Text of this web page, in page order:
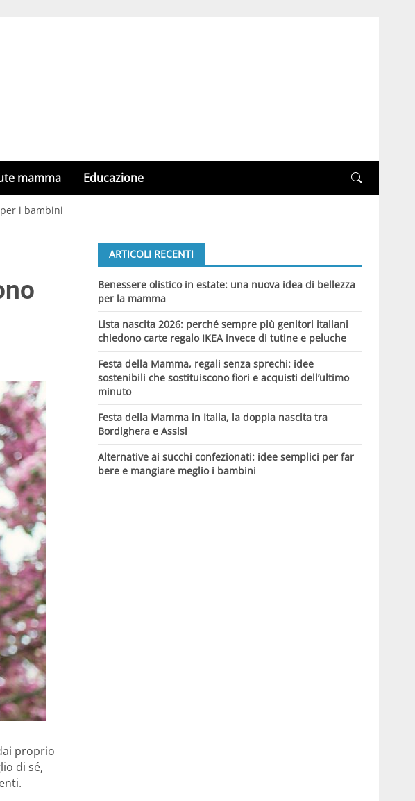
mamma Educazione
i bambini
proprio
di sé,
ARTICOLI RECENTI
Benessere olistico in estate: una nuova idea di bellezza
per la mamma
Lista nascita 2026: perché sempre più genitori italiani
chiedono carte regalo IKEA invece di tutine e peluche
Festa della Mamma, regali senza sprechi: idee
sostenibili che sostituiscono fiori e acquisti dell’ultimo
minuto
Festa della Mamma in Italia, la doppia nascita tra
Bordighera e Assisi
Alternative ai succhi confezionati: idee semplici per far
bere e mangiare meglio i bambini